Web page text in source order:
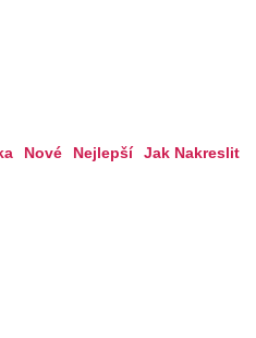
Nové Nejlepší Jak Nakreslit